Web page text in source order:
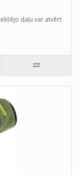
daļu var atvērt